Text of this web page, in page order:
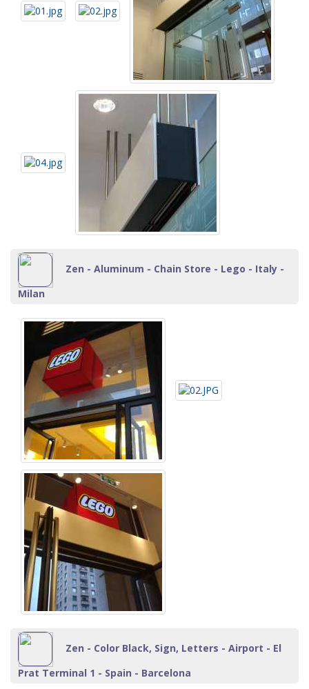
Zen - Aluminum - Chain Store - Lego - Italy -
Milan
Zen - Color Black, Sign, Letters - Airport - El
Prat Terminal 1 - Spain - Barcelona